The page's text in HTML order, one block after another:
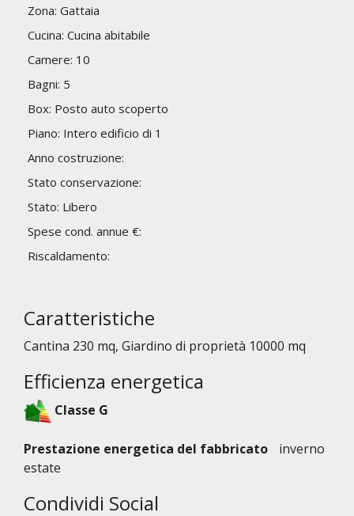
Zona: Gattaia
Cucina: Cucina abitabile
Camere: 10
Bagni: 5
Box: Posto auto scoperto
Piano: Intero edificio di 1
Anno costruzione:
Stato conservazione:
Stato: Libero
Spese cond. annue €:
Riscaldamento:
Caratteristiche
Cantina 230 mq, Giardino di proprietà 10000 mq
Efficienza energetica
Classe G
Prestazione energetica del fabbricato
inverno
estate
Condividi Social